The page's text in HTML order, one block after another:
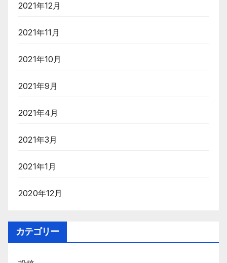
2021年12月
2021年11月
2021年10月
2021年9月
2021年4月
2021年3月
2021年1月
2020年12月
カテゴリー